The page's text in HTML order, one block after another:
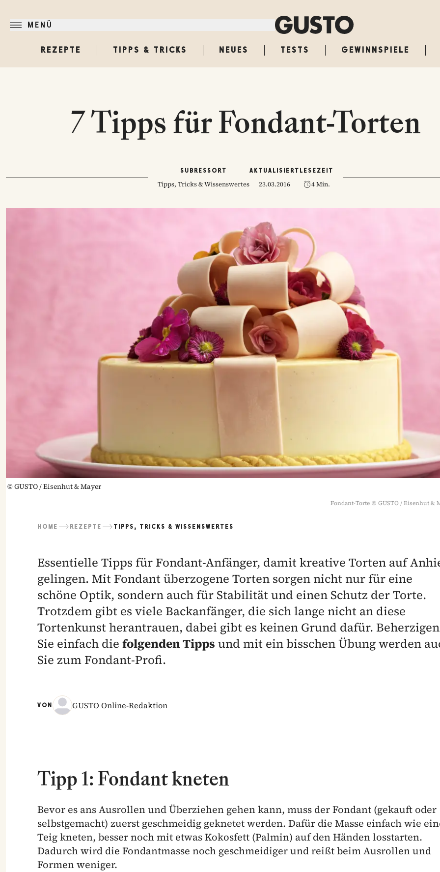
MENÜ
REZEPTE TIPPS & TRICKS NEUES TESTS GEWINNSPIELE
7 Tipps für Fondant-Torten
SUBRESSORT
Tipps, Tricks & Wissenswertes
AKTUALISIERT
23.03.2016
LESEZEIT
4 Min.
©GUSTO / Eisenhut & Mayer
Fondant-Torte © GUSTO / Eisenhut &
HOME REZEPTE TIPPS, TRICKS & WISSENSWERTES
Essentielle Tipps für Fondant-Anfänger, damit kreative Torten auf
gelingen. Mit Fondant überzogene Torten sorgen nicht nur für eine
schöne Optik, sondern auch für Stabilität und einen Schutz der Torte.
Trotzdem gibt es viele Backanfänger, die sich lange nicht an diese
Tortenkunst herantrauen, dabei gibt es keinen Grund dafür. Beherzigen
Sie einfach die folgenden Tipps und mit ein bisschen Übung werden
Sie zum Fondant-Profi.
VON GUSTO Online-Redaktion
Tipp 1: Fondant kneten
Bevor es ans Ausrollen und Überziehen gehen kann, muss der Fondant (gekauft oder
selbstgemacht) zuerst geschmeidig geknetet werden. Dafür die Masse einfach wie
Teig kneten, besser noch mit etwas Kokosfett (Palmin) auf den Händen losstarten.
Dadurch wird die Fondantmasse noch geschmeidiger und reißt beim Ausrollen und
Formen weniger.